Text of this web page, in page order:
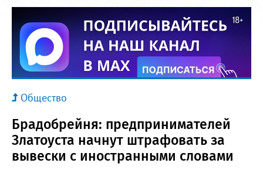
Общество
Брадобрейня: предпринимателей
Златоуста начнут штрафовать за
вывески с иностранными словами